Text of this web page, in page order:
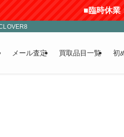
■臨時休業：8月8
メール査定 買取品目一覧 初